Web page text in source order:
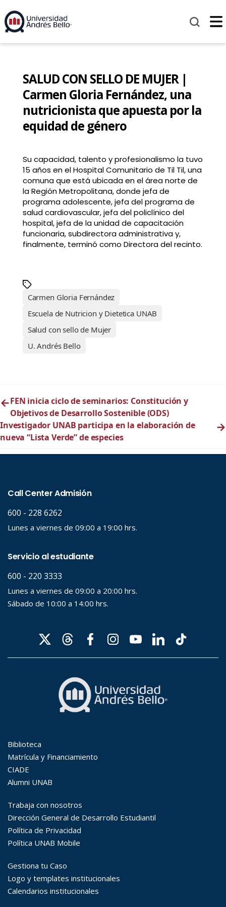
SALUD CON SELLO DE MUJER |
Carmen Gloria Fernández, una
nutricionista que apuesta por la
equidad de género
Su capacidad, talento y profesionalismo la tuvo
15 años en el Hospital Comunitario de Til Til, una
comuna que está ubicada en el área norte de
la Región Metropolitana, donde jefa de
programa adolescente, jefa del programa de
salud cardiovascular, jefa del policlínico del
hospital, jefa de la unidad de capacitación
funcionaria, subdirectora administrativa y,
finalmente, terminó como Directora del recinto.
Carmen Gloria Fernández
Escuela de Nutricion y Dietetica UNAB
Salud con sello de Mujer
U. Andrés Bello
←FEN inicia ciclo de seminarios: Constitución y
Objetivos de Desarrollo Sostenible (ODS)
Investigador UNAB participa en la elaboración de
nueva “Lista Verde” de especies
→